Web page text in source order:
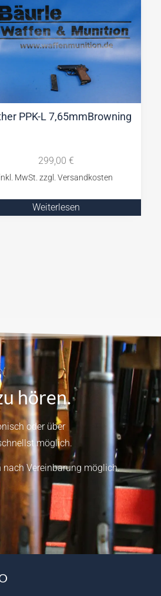
PPK-L 7,65mmBrowning
299,00 €
Weiterlesen
hören.
oder über
möglich.
Vereinbarung möglich.